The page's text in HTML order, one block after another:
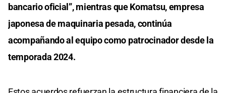
bancario oficial”, mientras que Komatsu, empresa
japonesa de maquinaria pesada, continúa
acompañando al equipo como patrocinador desde la
temporada 2024.